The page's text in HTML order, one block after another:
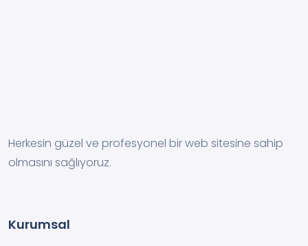
Herkesin güzel ve profesyonel bir web sitesine sahip
olmasını sağlıyoruz.
Kurumsal